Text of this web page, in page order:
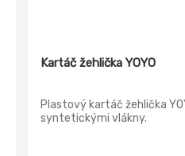
Kartáč žehlička YOYO
Plastový kartáč žehlička
syntetickými vlákny.